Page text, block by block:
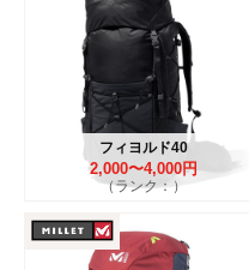
フィヨルド40
2,000〜4,000円
（ランク：）